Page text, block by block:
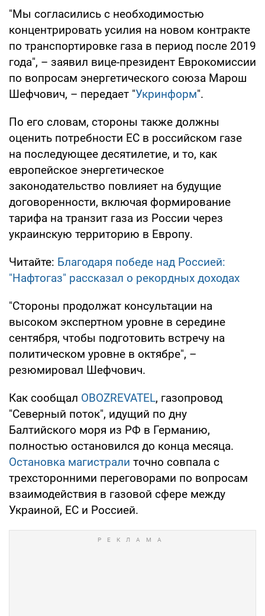
"Мы согласились с необходимостью
концентрировать усилия на новом контракте
по транспортировке газа в период после 2019
года", – заявил вице-президент Еврокомиссии
по вопросам энергетического союза Марош
Шефчович, – передает "Укринформ".
По его словам, стороны также должны
оценить потребности ЕС в российском газе
на последующее десятилетие, и то, как
европейское энергетическое
законодательство повлияет на будущие
договоренности, включая формирование
тарифа на транзит газа из России через
украинскую территорию в Европу.
Читайте: Благодаря победе над Россией:
"Нафтогаз" рассказал о рекордных доходах
"Стороны продолжат консультации на
высоком экспертном уровне в середине
сентября, чтобы подготовить встречу на
политическом уровне в октябре", –
резюмировал Шефчович.
Как сообщал OBOZREVATEL, газопровод
"Северный поток", идущий по дну
Балтийского моря из РФ в Германию,
полностью остановился до конца месяца.
Остановка магистрали точно совпала с
трехсторонними переговорами по вопросам
взаимодействия в газовой сфере между
Украиной, ЕС и Россией.